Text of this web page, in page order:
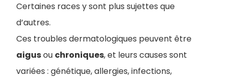
Certaines races y sont plus sujettes que
d’autres.
Ces troubles dermatologiques peuvent être
aigusou chroniques, et leurs causes sont
variées : génétique, allergies, infections,